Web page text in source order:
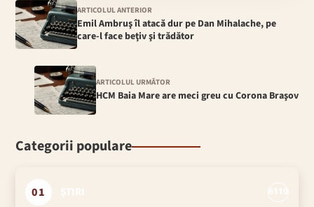
ARTICOLUL ANTERIOR
Emil Ambruş îl atacă dur pe Dan Mihalache, pe
care-l face beţiv şi trădător
ARTICOLUL URMĂTOR
HCM Baia Mare are meci greu cu Corona Braşov
Categorii populare
01